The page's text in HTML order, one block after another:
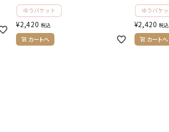
¥2,420 税込
カートへ
¥2,420 税込
カートへ